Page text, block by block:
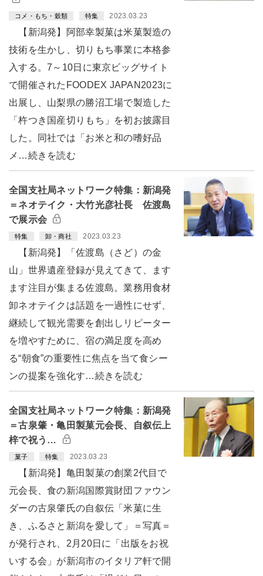
コメ・もち・穀類 特集 2023.03.23
【新潟発】阿部幸製菓は米菓製造の
技術を生かし、切りもち事業に本格参
入する。7～10日に東京ビッグサイト
で開催されたFOODEX JAPAN2023に
出展し、山梨県の勝沼工場で製造した
「杵つき国産切りもち」を初お披露目
した。同社では「お米と和の嗜好品
メ…続きを読む
全国支社局ネットワーク特集：新潟発
＝ネオテイク・大竹光彦社長 佐渡島
で展示会
特集 卸・商社 2023.03.23
【新潟発】「佐渡島（さど）の金
山」世界遺産登録が見えてきて、ます
ます注目が集まる佐渡島。業務用食材
卸ネオテイクは話題を一過性にせず、
継続して観光需要を創出しリピーター
を増やすために、宿の満足度を高め
る“朝食”の重要性に焦点を当て食シー
ンの提案を強化す…続きを読む
全国支社局ネットワーク特集：新潟発
＝古泉肇・亀田製菓元会長、自叙伝上
梓で祝う…
菓子 特集 2023.03.23
【新潟発】亀田製菓の創業2代目で
元会長、食の新潟国際賞財団ファウン
ダーの古泉肇氏の自叙伝「米菓に生
き、ふるさと新潟を愛して」＝写真＝
が発行され、2月20日に「出版をお祝
いする会」が新潟市のイタリア軒で開